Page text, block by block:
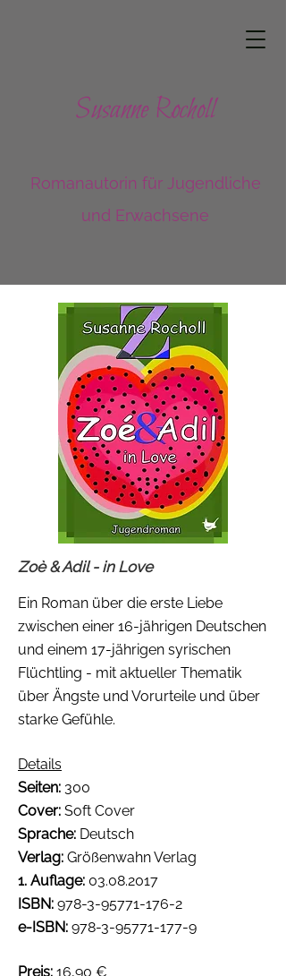
Susanne Rocholl
Romanautorin für Jugendliche
und Erwachsene
Zoè & Adil - in Love
Ein Roman über die erste Liebe
zwischen einer 16-jährigen Deutschen
und einem 17-jährigen syrischen
Flüchtling - mit aktueller Thematik
über Ängste und Vorurteile und über
starke Gefühle.
Details
Seiten: 300​
Cover: Soft Cover
Sprache: Deutsch
Verlag: Größenwahn Verlag
1. Auflage: 03.08.2017
ISBN: 978-3-95771-176-2
e-ISBN: 978-3-95771-177-9
Preis: 16,90 €